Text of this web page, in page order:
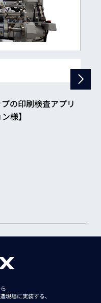
の印刷検査アプリ
様】
現場に実装する、